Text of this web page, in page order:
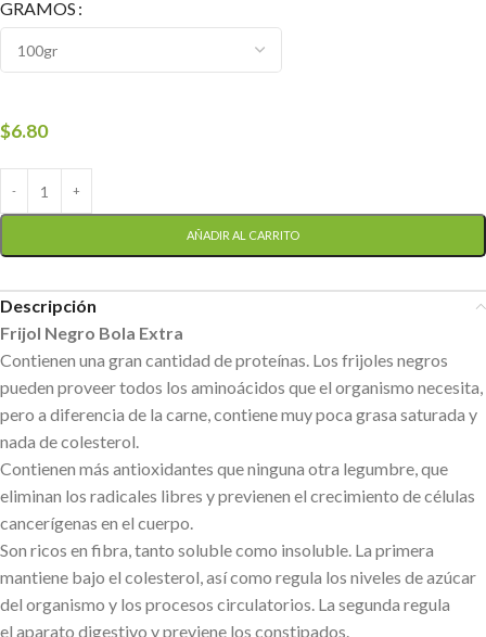
GRAMOS
$6.80
AÑADIR AL CARRITO
Descripción
Frijol Negro Bola Extra
Contienen una gran cantidad de proteínas. Los frijoles negros
pueden proveer todos los aminoácidos que el organismo necesita,
pero a diferencia de la carne, contiene muy poca grasa saturada y
nada de colesterol.
Contienen más antioxidantes que ninguna otra legumbre, que
eliminan los radicales libres y previenen el crecimiento de células
cancerígenas en el cuerpo.
Son ricos en fibra, tanto soluble como insoluble. La primera
mantiene bajo el colesterol, así como regula los niveles de azúcar
del organismo y los procesos circulatorios. La segunda regula
el aparato digestivo y previene los constipados.